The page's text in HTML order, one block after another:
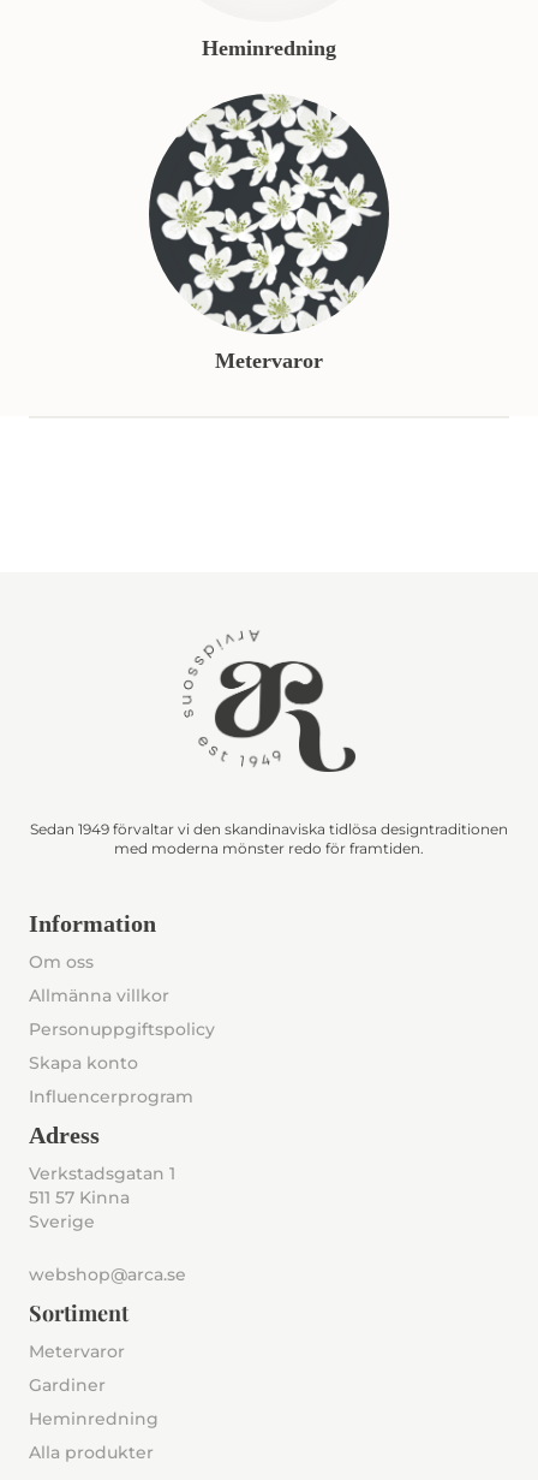
Heminredning
Metervaror
Sedan 1949 förvaltar vi den skandinaviska tidlösa designtraditionen
med moderna mönster redo för framtiden.
Information
Om oss
Allmänna villkor
Personuppgiftspolicy
Skapa konto
Influencerprogram
Adress
Verkstadsgatan 1
511 57 Kinna
Sverige
webshop@arca.se
Sortiment
Metervaror
Gardiner
Heminredning
Alla produkter